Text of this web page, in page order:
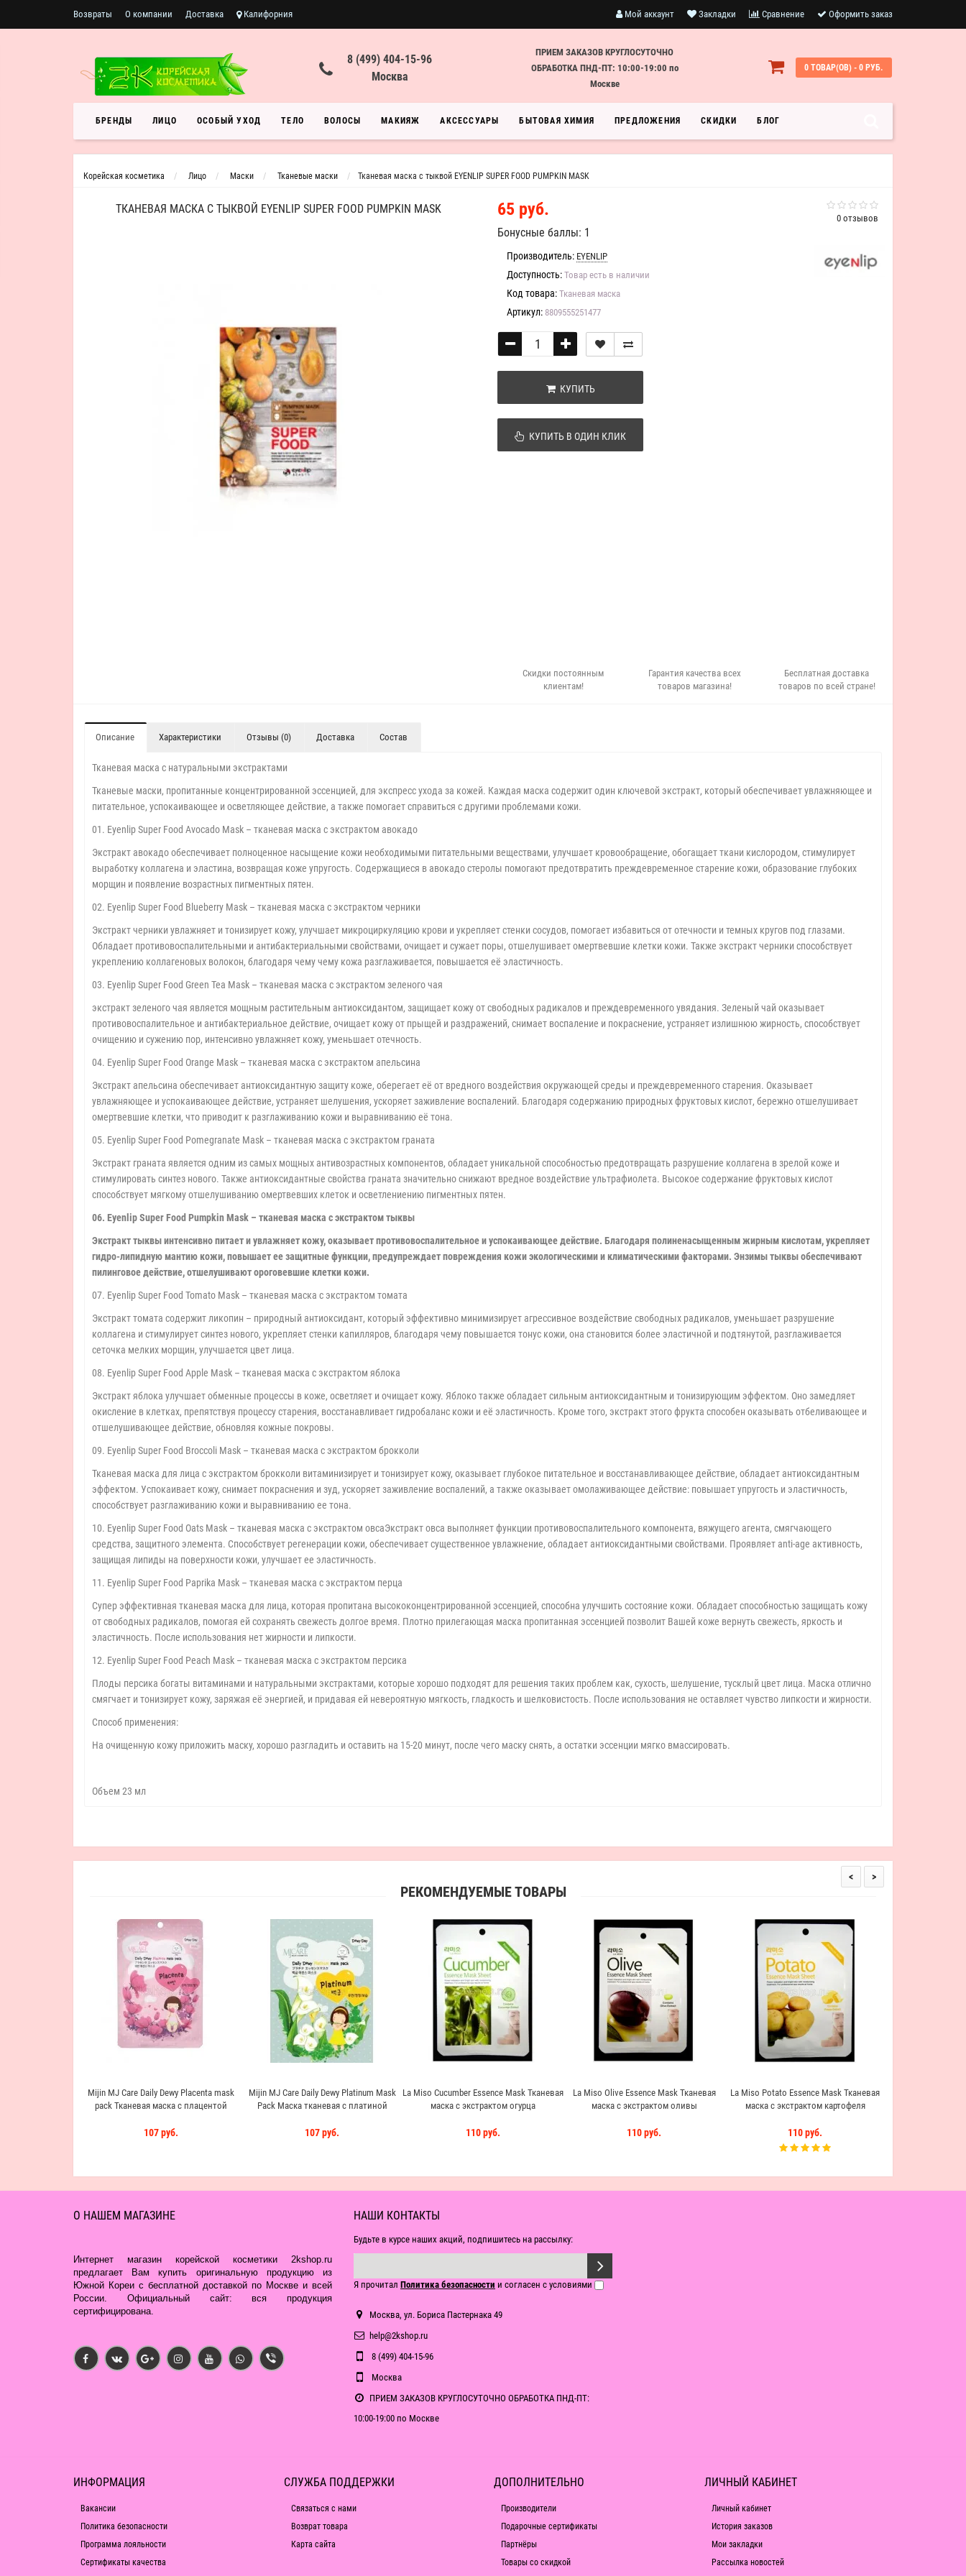
Возвраты О компании Доставка Калифорния Мой аккаунт Закладки Сравнение Оформить заказ
8 (499) 404-15-96
Москва
ПРИЕМ ЗАКАЗОВ КРУГЛОСУТОЧНО
ОБРАБОТКА ПНД-ПТ: 10:00-19:00 по
Москве
0 ТОВАР(ОВ) - 0 РУБ.
БРЕНДЫ ЛИЦО ОСОБЫЙ УХОД ТЕЛО ВОЛОСЫ МАКИЯЖ АКСЕССУАРЫ БЫТОВАЯ ХИМИЯ ПРЕДЛОЖЕНИЯ СКИДКИ БЛОГ
Корейская косметика Лицо Маски Тканевые маски Тканевая маска с тыквой EYENLIP SUPER FOOD PUMPKIN MASK
ТКАНЕВАЯ МАСКА С ТЫКВОЙ EYENLIP SUPER FOOD PUMPKIN MASK
0 отзывов
65 руб.
Бонусные баллы: 1
Производитель: EYENLIP
Доступность: Товар есть в наличии
Код товара: Тканевая маска
Артикул: 8809555251477
КУПИТЬ
КУПИТЬ В ОДИН КЛИК
Скидки постоянным
клиентам!
Гарантия качества всех
товаров магазина!
Бесплатная доставка
товаров по всей стране!
Описание Характеристики Отзывы (0) Доставка Состав
Тканевая маска с натуральными экстрактами
Тканевые маски, пропитанные концентрированной эссенцией, для экспресс ухода за кожей. Каждая маска содержит один ключевой экстракт, который обеспечивает увлажняющее и
питательное, успокаивающее и осветляющее действие, а также помогает справиться с другими проблемами кожи.
01. Eyenlip Super Food Avocado Mask – тканевая маска с экстрактом авокадо
Экстракт авокадо обеспечивает полноценное насыщение кожи необходимыми питательными веществами, улучшает кровообращение, обогащает ткани кислородом, стимулирует
выработку коллагена и эластина, возвращая коже упругость. Содержащиеся в авокадо стеролы помогают предотвратить преждевременное старение кожи, образование глубоких
морщин и появление возрастных пигментных пятен.
02. Eyenlip Super Food Blueberry Mask – тканевая маска с экстрактом черники
Экстракт черники увлажняет и тонизирует кожу, улучшает микроциркуляцию крови и укрепляет стенки сосудов, помогает избавиться от отечности и темных кругов под глазами.
Обладает противовоспалительными и антибактериальными свойствами, очищает и сужает поры, отшелушивает омертвевшие клетки кожи. Также экстракт черники способствует
укреплению коллагеновых волокон, благодаря чему чему кожа разглаживается, повышается её эластичность.
03. Eyenlip Super Food Green Tea Mask – тканевая маска с экстрактом зеленого чая
экстракт зеленого чая является мощным растительным антиоксидантом, защищает кожу от свободных радикалов и преждевременного увядания. Зеленый чай оказывает
противовоспалительное и антибактериальное действие, очищает кожу от прыщей и раздражений, снимает воспаление и покраснение, устраняет излишнюю жирность, способствует
очищению и сужению пор, интенсивно увлажняет кожу, уменьшает отечность.
04. Eyenlip Super Food Orange Mask – тканевая маска с экстрактом апельсина
Экстракт апельсина обеспечивает антиоксидантную защиту коже, оберегает её от вредного воздействия окружающей среды и преждевременного старения. Оказывает
увлажняющее и успокаивающее действие, устраняет шелушения, ускоряет заживление воспалений. Благодаря содержанию природных фруктовых кислот, бережно отшелушивает
омертвевшие клетки, что приводит к разглаживанию кожи и выравниванию её тона.
05. Eyenlip Super Food Pomegranate Mask – тканевая маска с экстрактом граната
Экстракт граната является одним из самых мощных антивозрастных компонентов, обладает уникальной способностью предотвращать разрушение коллагена в зрелой коже и
стимулировать синтез нового. Также антиоксидантные свойства граната значительно снижают вредное воздействие ультрафиолета. Высокое содержание фруктовых кислот
способствует мягкому отшелушиванию омертвевших клеток и осветлениению пигментных пятен.
06. Eyenlip Super Food Pumpkin Mask – тканевая маска с экстрактом тыквы
Экстракт тыквы интенсивно питает и увлажняет кожу, оказывает противовоспалительное и успокаивающее действие. Благодаря полиненасыщенным жирным кислотам, укрепляет
гидро-липидную мантию кожи, повышает ее защитные функции, предупреждает повреждения кожи экологическими и климатическими факторами. Энзимы тыквы обеспечивают
пилинговое действие, отшелушивают ороговевшие клетки кожи.
07. Eyenlip Super Food Tomato Mask – тканевая маска с экстрактом томата
Экстракт томата содержит ликопин – природный антиоксидант, который эффективно минимизирует агрессивное воздействие свободных радикалов, уменьшает разрушение
коллагена и стимулирует синтез нового, укрепляет стенки капилляров, благодаря чему повышается тонус кожи, она становится более эластичной и подтянутой, разглаживается
сеточка мелких морщин, улучшается цвет лица.
08. Eyenlip Super Food Apple Mask – тканевая маска с экстрактом яблока
Экстракт яблока улучшает обменные процессы в коже, осветляет и очищает кожу. Яблоко также обладает сильным антиоксидантным и тонизирующим эффектом. Оно замедляет
окисление в клетках, препятствуя процессу старения, восстанавливает гидробаланс кожи и её эластичность. Кроме того, экстракт этого фрукта способен оказывать отбеливающее и
отшелушивающее действие, обновляя кожные покровы.
09. Eyenlip Super Food Broccoli Mask – тканевая маска с экстрактом брокколи
Тканевая маска для лица с экстрактом брокколи витаминизирует и тонизирует кожу, оказывает глубокое питательное и восстанавливающее действие, обладает антиоксидантным
эффектом. Успокаивает кожу, снимает покраснения и зуд, ускоряет заживление воспалений, а также оказывает омолаживающее действие: повышает упругость и эластичность,
способствует разглаживанию кожи и выравниванию ее тона.
10. Eyenlip Super Food Oats Mask – тканевая маска с экстрактом овсаЭкстракт овса выполняет функции противовоспалительного компонента, вяжущего агента, смягчающего
средства, защитного элемента. Способствует регенерации кожи, обеспечивает существенное увлажнение, обладает антиоксидантными свойствами. Проявляет anti-age активность,
защищая липиды на поверхности кожи, улучшает ее эластичность.
11. Eyenlip Super Food Paprika Mask – тканевая маска с экстрактом перца
Супер эффективная тканевая маска для лица, которая пропитана высококонцентрированной эссенцией, способна улучшить состояние кожи. Обладает способностью защищать кожу
от свободных радикалов, помогая ей сохранять свежесть долгое время. Плотно прилегающая маска пропитанная эссенцией позволит Вашей коже вернуть свежесть, яркость и
эластичность. После использования нет жирности и липкости.
12. Eyenlip Super Food Peach Mask – тканевая маска с экстрактом персика
Плоды персика богаты витаминами и натуральными экстрактами, которые хорошо подходят для решения таких проблем как, сухость, шелушение, тусклый цвет лица. Маска отлично
смягчает и тонизирует кожу, заряжая её энергией, и придавая ей невероятную мягкость, гладкость и шелковистость. После использования не оставляет чувство липкости и жирности.
Способ применения:
На очищенную кожу приложить маску, хорошо разгладить и оставить на 15-20 минут, после чего маску снять, а остатки эссенции мягко вмассировать.
Объем 23 мл
РЕКОМЕНДУЕМЫЕ ТОВАРЫ
Mijin MJ Care Daily Dewy Placenta mask
pack Тканевая маска с плацентой
107 руб.
Mijin MJ Care Daily Dewy Platinum Mask
Pack Маска тканевая с платиной
107 руб.
La Miso Cucumber Essence Mask Тканевая
маска с экстрактом огурца
110 руб.
La Miso Olive Essence Mask Тканевая
маска с экстрактом оливы
110 руб.
La Miso Potato Essence Mask Тканевая
маска с экстрактом картофеля
110 руб.
< >
О НАШЕМ МАГАЗИНЕ
Интернет магазин корейской косметики 2kshop.ru
предлагает Вам купить оригинальную продукцию из
Южной Кореи с бесплатной доставкой по Москве и всей
России. Официальный сайт: вся продукция
сертифицирована.
НАШИ КОНТАКТЫ
Будьте в курсе наших акций, подпишитесь на рассылку:
Я прочитал Политика безопасности и согласен с условиями
Москва, ул. Бориса Пастернака 49
help@2kshop.ru
8 (499) 404-15-96
Москва
ПРИЕМ ЗАКАЗОВ КРУГЛОСУТОЧНО ОБРАБОТКА ПНД-ПТ:
10:00-19:00 по Москве
ИНФОРМАЦИЯ
Вакансии
Политика безопасности
Программа лояльности
Сертификаты качества
СЛУЖБА ПОДДЕРЖКИ
Связаться с нами
Возврат товара
Карта сайта
ДОПОЛНИТЕЛЬНО
Производители
Подарочные сертификаты
Партнёры
Товары со скидкой
ЛИЧНЫЙ КАБИНЕТ
Личный кабинет
История заказов
Мои закладки
Рассылка новостей